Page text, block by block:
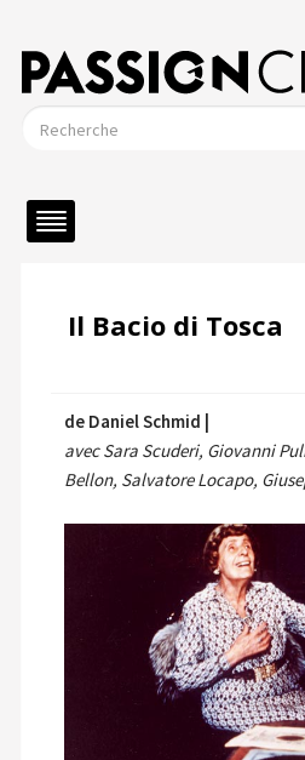
Il Bacio di Tosca
de Daniel Schmid |
avec Sara Scuderi, Giovanni
Bellon, Salvatore Locapo,